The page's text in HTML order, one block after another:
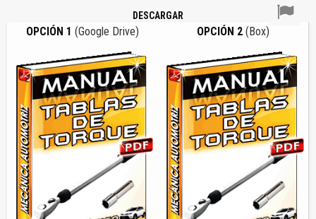
DESCARGAR
OPCIÓN 1 (Google Drive) OPCIÓN 2(Box)